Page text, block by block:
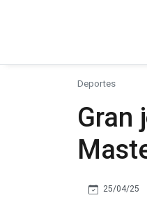
Deportes
Gran
25/04/25